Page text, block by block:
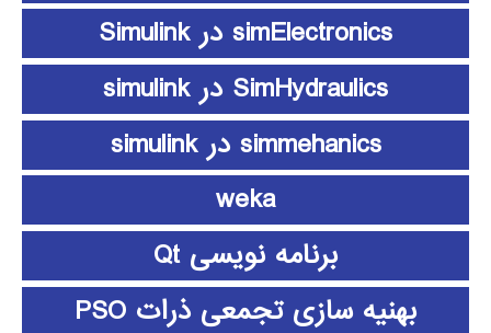
simElectronics در Simulink
SimHydraulics در simulink
simmehanics در simulink
weka
برنامه نویسی Qt
بهنیه سازی تجمعی ذرات PSO